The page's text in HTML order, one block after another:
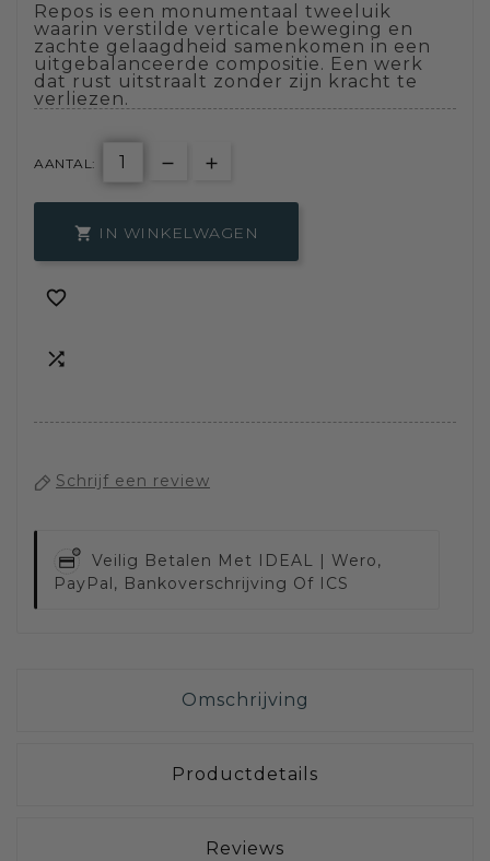
Repos is een monumentaal tweeluik
waarin verstilde verticale beweging en
zachte gelaagdheid samenkomen in een
uitgebalanceerde compositie. Een werk
dat rust uitstraalt zonder zijn kracht te
verliezen.
AANTAL:
 IN WINKELWAGEN


Schrijf een review
Veilig Betalen Met IDEAL | Wero,
PayPal, Bankoverschrijving Of ICS
Omschrijving
Productdetails
Reviews